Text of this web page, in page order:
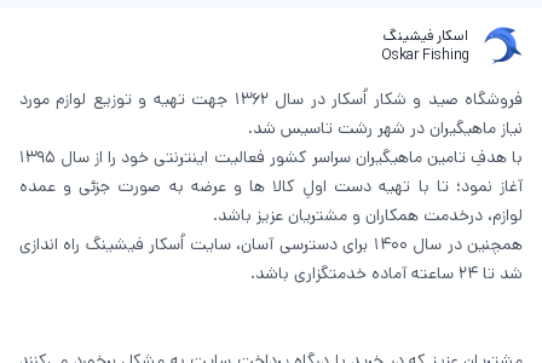
اسکار فیشینگ
Oskar Fishing
فروشگاه صید و شکار اُسکار در سال 1362 جهت تهیه و توزیع لوازم مورد
نیاز ماهیگیران در شهر رشت تاسیس شد.
با هدفِ تامین ماهیگیران سراسر کشور فعالیت اینترنتی خود را از سال 1395
آغاز نمود؛ تا با تهیه دست اولِ کالا ها و عرضه به صورت جزئی و عمده
لوازم، درخدمت همکاران و مشتریان عزیز باشد.
همچنین در سال 1400 برای دسترسی آسان، سایت اُسکار فیشینگ راه اندازی
شد تا 24 ساعته آماده خدمتگزاری باشد.